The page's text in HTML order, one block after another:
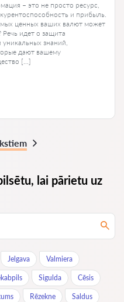
– это не просто ресурс,
и прибыль.
ценных ваших валют может
Речь идет о защита
знаний,
дают вашему
[…]
lai pārietu uz
Jelgava Valmiera
Sigulda Cēsis
Rēzekne Saldus